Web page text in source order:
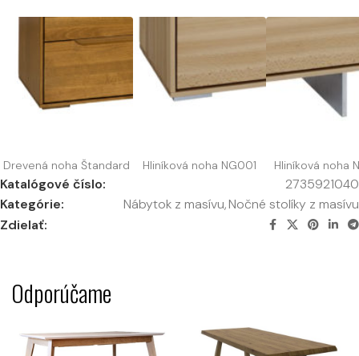
Drevená noha Štandard Hliníková noha NG001 Hliníková noha
Katalógové číslo:
2735921040
Kategórie:
Nábytok z masívu,Nočné stolíky z masívu
Zdielať:
Odporúčame